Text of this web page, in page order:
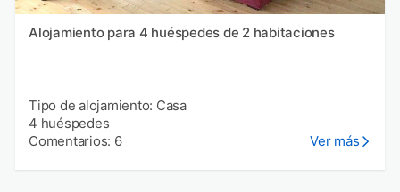
Alojamiento para 4 huéspedes de 2 habitaciones
Tipo de alojamiento: Casa
4 huéspedes
Comentarios: 6
Ver más